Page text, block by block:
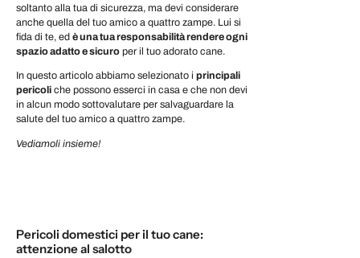
soltanto alla tua di sicurezza, ma devi considerare
anche quella del tuo amico a quattro zampe. Lui si
fida di te, ed è una tua responsabilità rendere ogni
spazio adatto e sicuro per il tuo adorato cane.
In questo articolo abbiamo selezionato i principali
pericoli che possono esserci in casa e che non devi
in alcun modo sottovalutare per salvaguardare la
salute del tuo amico a quattro zampe.
Vediamoli insieme!
Pericoli domestici per il tuo cane:
attenzione al salotto